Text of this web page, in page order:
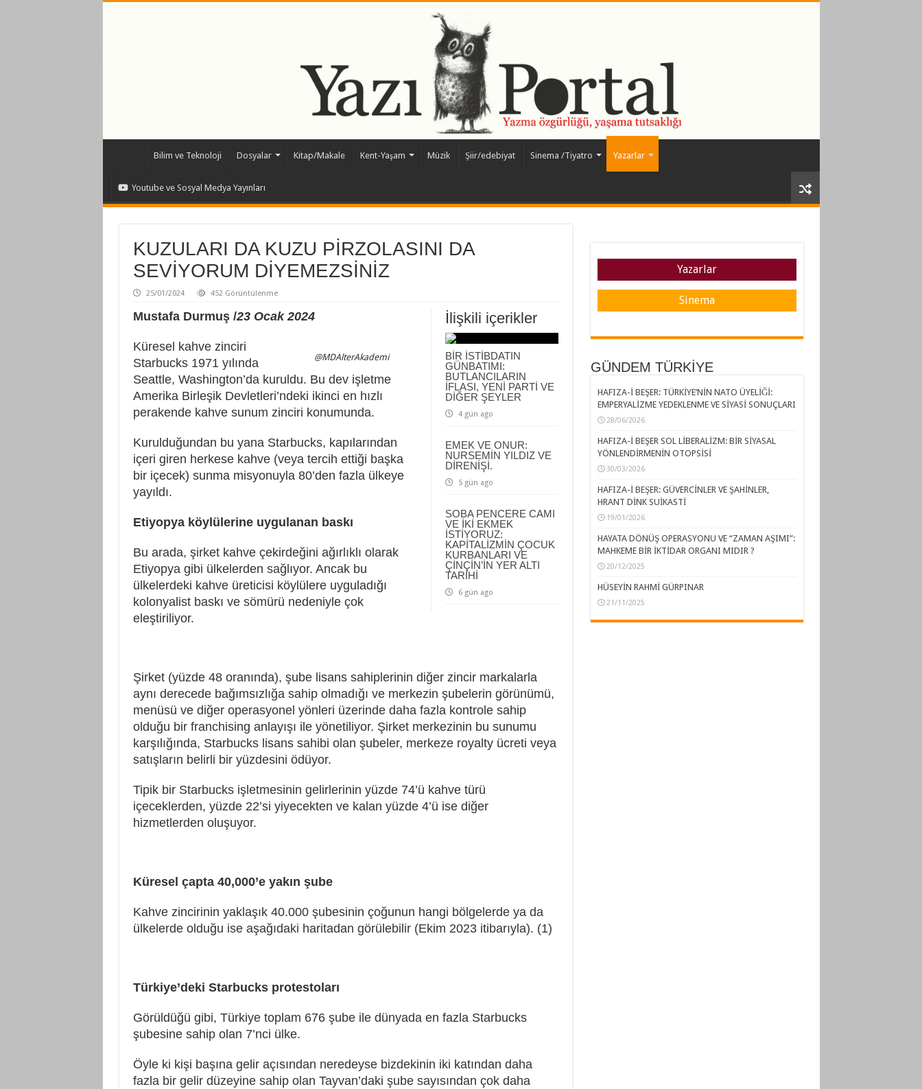
Bilim ve Teknoloji Dosyalar Kitap/Makale Kent-Yaşam Müzik Şiir/edebiyat Sinema /Tiyatro Yazarlar
Youtube ve Sosyal Medya Yayınları
KUZULARI DA KUZU PİRZOLASINI DA
SEVİYORUM DİYEMEZSİNİZ
25/01/2024 452 Görüntülenme
İlişkili içerikler
BİR İSTİBDATIN
GÜNBATIMI:
BUTLANCILARIN
İFLASI, YENİ PARTİ VE
DİĞER ŞEYLER
4 gün ago
EMEK VE ONUR:
NURSEMİN YILDIZ VE
DİRENİŞİ.
5 gün ago
SOBA PENCERE CAMI
VE İKİ EKMEK
İSTİYORUZ:
KAPİTALİZMİN ÇOCUK
KURBANLARI VE
ÇİNÇİN’İN YER ALTI
TARİHİ
6 gün ago
Mustafa Durmuş /23 Ocak 2024
@MDAlterAkademi
Küresel kahve zinciri
Starbucks 1971 yılında
Seattle, Washington’da kuruldu. Bu dev işletme
Amerika Birleşik Devletleri’ndeki ikinci en hızlı
perakende kahve sunum zinciri konumunda.
Kurulduğundan bu yana Starbucks, kapılarından
içeri giren herkese kahve (veya tercih ettiği başka
bir içecek) sunma misyonuyla 80’den fazla ülkeye
yayıldı.
Etiyopya köylülerine uygulanan baskı
Bu arada, şirket kahve çekirdeğini ağırlıklı olarak
Etiyopya gibi ülkelerden sağlıyor. Ancak bu
ülkelerdeki kahve üreticisi köylülere uyguladığı
kolonyalist baskı ve sömürü nedeniyle çok
eleştiriliyor.
Şirket (yüzde 48 oranında), şube lisans sahiplerinin diğer zincir markalarla
aynı derecede bağımsızlığa sahip olmadığı ve merkezin şubelerin görünümü,
menüsü ve diğer operasyonel yönleri üzerinde daha fazla kontrole sahip
olduğu bir franchising anlayışı ile yönetiliyor. Şirket merkezinin bu sunumu
karşılığında, Starbucks lisans sahibi olan şubeler, merkeze royalty ücreti veya
satışların belirli bir yüzdesini ödüyor.
Tipik bir Starbucks işletmesinin gelirlerinin yüzde 74’ü kahve türü
içeceklerden, yüzde 22’si yiyecekten ve kalan yüzde 4’ü ise diğer
hizmetlerden oluşuyor.
Küresel çapta 40,000’e yakın şube
Kahve zincirinin yaklaşık 40.000 şubesinin çoğunun hangi bölgelerde ya da
ülkelerde olduğu ise aşağıdaki haritadan görülebilir (Ekim 2023 itibarıyla). (1)
Türkiye’deki Starbucks protestoları
Görüldüğü gibi, Türkiye toplam 676 şube ile dünyada en fazla Starbucks
şubesine sahip olan 7’nci ülke.
Öyle ki kişi başına gelir açısından neredeyse bizdekinin iki katından daha
fazla bir gelir düzeyine sahip olan Tayvan’daki şube sayısından çok daha
Yazarlar
Sinema
GÜNDEM TÜRKİYE
HAFIZA-İ BEŞER: TÜRKİYE’NİN NATO ÜYELİĞİ:
EMPERYALİZME YEDEKLENME VE SİYASİ SONUÇLARI
28/06/2026
HAFIZA-İ BEŞER SOL LİBERALİZM: BİR SİYASAL
YÖNLENDİRMENİN OTOPSİSİ
30/03/2026
HAFIZA-İ BEŞER: GÜVERCİNLER VE ŞAHİNLER,
HRANT DİNK SUİKASTİ
19/01/2026
HAYATA DÖNÜŞ OPERASYONU VE “ZAMAN AŞIMI”:
MAHKEME BİR İKTİDAR ORGANI MIDIR ?
20/12/2025
HÜSEYİN RAHMİ GÜRPINAR
21/11/2025